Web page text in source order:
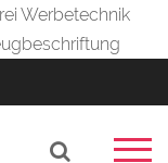
Werbetechnik